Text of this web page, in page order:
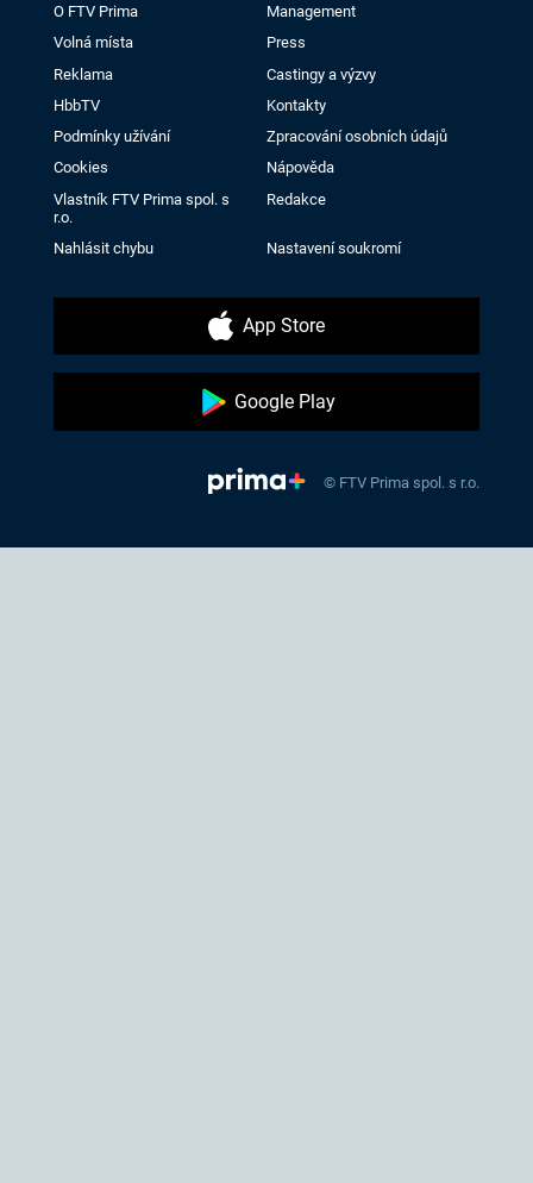
O FTV Prima
Management
Volná místa
Press
Reklama
Castingy a výzvy
HbbTV
Kontakty
Podmínky užívání
Zpracování osobních údajů
Cookies
Nápověda
Vlastník FTV Prima spol. s
r.o.
Redakce
Nahlásit chybu Nastavení soukromí
App Store
Google Play
© FTV Prima spol. s r.o.